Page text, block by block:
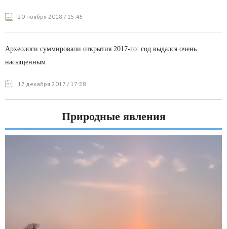
20 ноября 2018 / 15:45
Археологи суммировали открытия 2017-го: год выдался очень
насыщенным
17 декабря 2017 / 17:28
Природные явления